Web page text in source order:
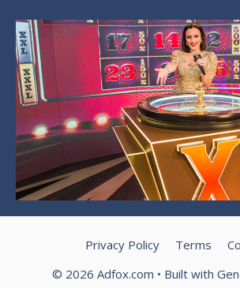
Privacy Policy Terms
© 2026 Adfox.com • Built with